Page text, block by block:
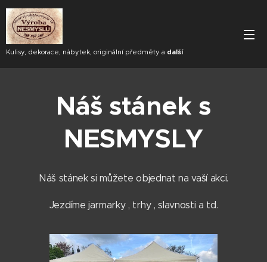
Kulisy, dekorace, nábytek, originální předměty a další
Náš stánek s
NESMYSLY
Náš stánek si můžete objednat na vaší akci.
Jezdíme jarmarky , trhy , slavnosti a td.